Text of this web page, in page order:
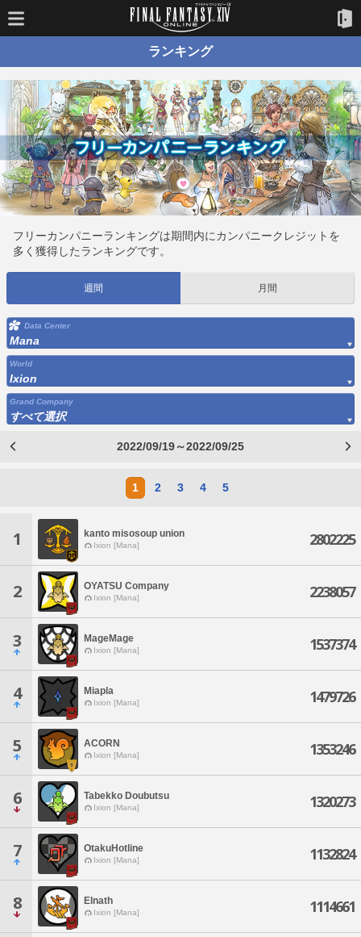
ランキング
フリーカンパニーランキングは期間内にカンパニークレジットを
多く獲得したランキングです。
週間 月間
Data Center
Mana
World
Ixion
Grand Company
すべて選択
2022/09/19～2022/09/25
1 2 3 4 5
1 kanto misosoup union
Ixion [Mana] 2802225
2 OYATSU Company
Ixion [Mana] 2238057
3 MageMage
Ixion [Mana] 1537374
4 Miapla
Ixion [Mana] 1479726
5 ACORN
Ixion [Mana] 1353246
6 Tabekko Doubutsu
Ixion [Mana] 1320273
7 OtakuHotline
Ixion [Mana] 1132824
8 Elnath
Ixion [Mana] 1114661